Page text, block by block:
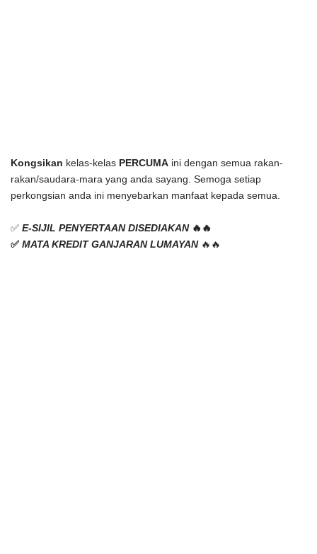
Kongsikan kelas-kelas PERCUMA ini dengan semua rakan-
rakan/saudara-mara yang anda sayang. Semoga setiap
perkongsian anda ini menyebarkan manfaat kepada semua.
✅ E-SIJIL PENYERTAAN DISEDIAKAN 🔥🔥
✅ MATA KREDIT GANJARAN LUMAYAN 🔥🔥